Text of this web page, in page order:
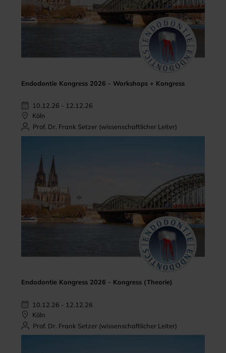
Endodontie Kongress 2026 - Workshops + Kongress
10.12.26 - 12.12.26
Köln
Prof. Dr. Frank Setzer (wissenschaftlicher Leiter)
Endodontie Kongress 2026 - Kongress (Theorie)
10.12.26 - 12.12.26
Köln
Prof. Dr. Frank Setzer (wissenschaftlicher Leiter)